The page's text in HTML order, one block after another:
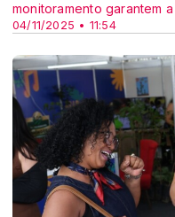
04/11/2025 • 11:54
monitoramento garantem